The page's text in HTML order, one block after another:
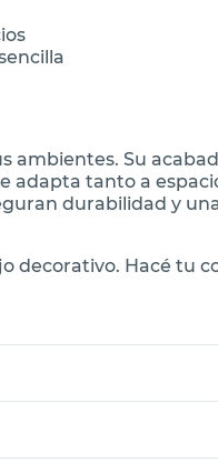
ambientes. Su
adapta tanto a
durabilidad y
decorativo. Hacé tu